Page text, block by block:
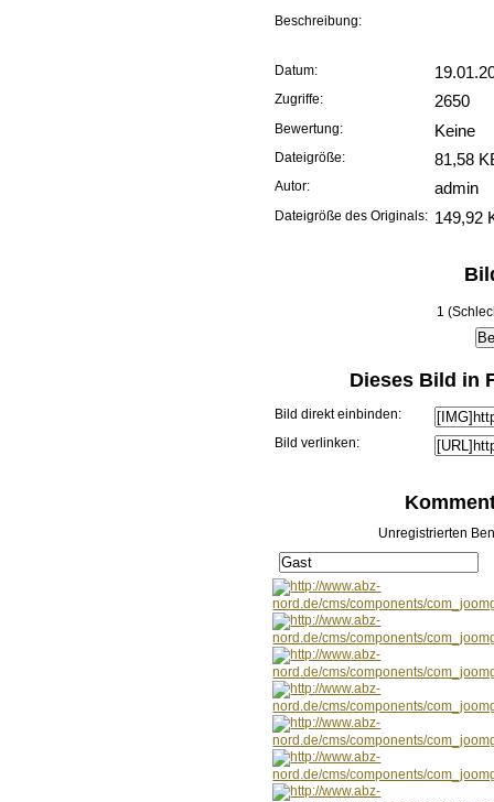
Beschreibung:
Datum:
Zugriffe: 2650
Bewertung: Keine
Dateigröße: 81,58
Autor: admin
Dateigröße des Originals: 149,92
1
Dieses Bild in
Bild direkt einbinden:
Bild verlinken:
Unregistrierten